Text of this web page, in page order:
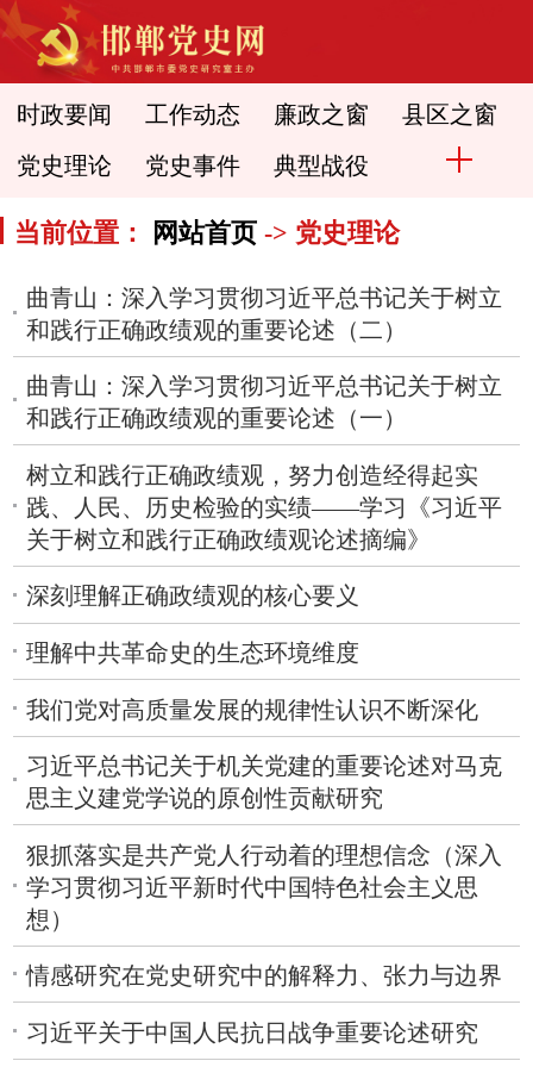
时政要闻 工作动态 廉政之窗 县区之窗
党史理论 党史事件 典型战役
当前位置： 网站首页 -> 党史理论
曲青山：深入学习贯彻习近平总书记关于树立
和践行正确政绩观的重要论述（二）
曲青山：深入学习贯彻习近平总书记关于树立
和践行正确政绩观的重要论述（一）
树立和践行正确政绩观，努力创造经得起实
践、人民、历史检验的实绩——学习《习近平
关于树立和践行正确政绩观论述摘编》
深刻理解正确政绩观的核心要义
理解中共革命史的生态环境维度
我们党对高质量发展的规律性认识不断深化
习近平总书记关于机关党建的重要论述对马克
思主义建党学说的原创性贡献研究
狠抓落实是共产党人行动着的理想信念（深入
学习贯彻习近平新时代中国特色社会主义思
想）
情感研究在党史研究中的解释力、张力与边界
习近平关于中国人民抗日战争重要论述研究